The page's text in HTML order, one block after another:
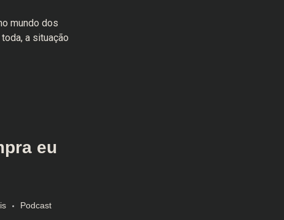
mundo dos
a situação
eu
Podcast